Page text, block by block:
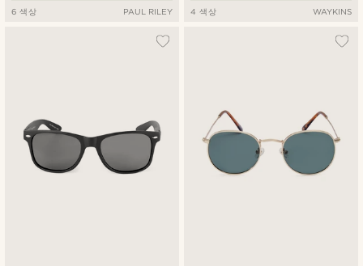
6 색상 PAUL RILEY 4 색상 WAYKINS